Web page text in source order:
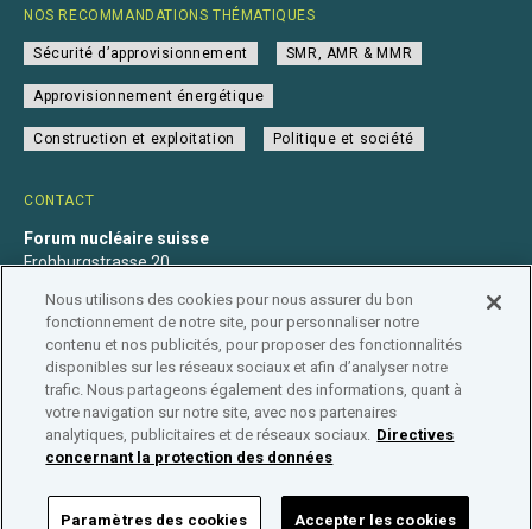
CONTACT
Forum nucléaire suisse
Frohburgstrasse 20
+41 31 560 36 50
info@nuklearforum.ch
NOS RECOMMANDATIONS THÉMATIQUES
Sécurité d’approvisionnement SMR, AMR & MMR
Approvisionnement énergétique
Construction et exploitation Politique et société
Déclaration de confidentialité Impressum Affiliation
Répertoire des entreprises
Nous utilisons des cookies pour nous assurer du bon
fonctionnement de notre site, pour personnaliser notre
contenu et nos publicités, pour proposer des fonctionnalités
disponibles sur les réseaux sociaux et afin d’analyser notre
trafic. Nous partageons également des informations, quant à
votre navigation sur notre site, avec nos partenaires
analytiques, publicitaires et de réseaux sociaux. Directives
concernant la protection des données
Paramètres des cookies Accepter les cookies